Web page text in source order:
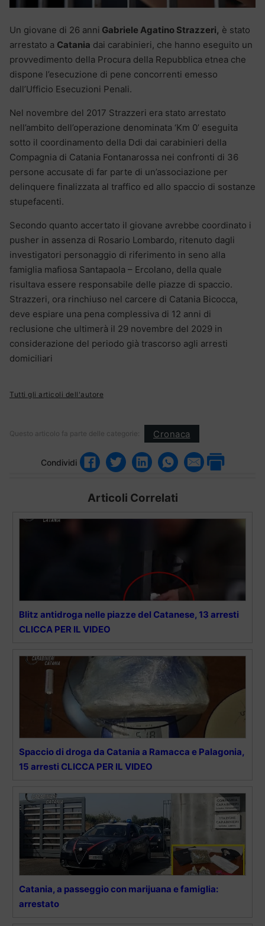
Un giovane di 26 anni Gabriele Agatino Strazzeri, è stato
arrestato a Catania dai carabinieri, che hanno eseguito un
provvedimento della Procura della Repubblica etnea che
dispone l’esecuzione di pene concorrenti emesso
dall’Ufficio Esecuzioni Penali.
Nel novembre del 2017 Strazzeri era stato arrestato
nell’ambito dell’operazione denominata ‘Km 0’ eseguita
sotto il coordinamento della Ddi dai carabinieri della
Compagnia di Catania Fontanarossa nei confronti di 36
persone accusate di far parte di un’associazione per
delinquere finalizzata al traffico ed allo spaccio di sostanze
stupefacenti.
Secondo quanto accertato il giovane avrebbe coordinato i
pusher in assenza di Rosario Lombardo, ritenuto dagli
investigatori personaggio di riferimento in seno alla
famiglia mafiosa Santapaola – Ercolano, della quale
risultava essere responsabile delle piazze di spaccio.
Strazzeri, ora rinchiuso nel carcere di Catania Bicocca,
deve espiare una pena complessiva di 12 anni di
reclusione che ultimerà il 29 novembre del 2029 in
considerazione del periodo già trascorso agli arresti
domiciliari
Tutti gli articoli dell'autore
Questo articolo fa parte delle categorie: Cronaca
Condividi
Articoli Correlati
Blitz antidroga nelle piazze del Catanese, 13 arresti
CLICCA PER IL VIDEO
Spaccio di droga da Catania a Ramacca e Palagonia,
15 arresti CLICCA PER IL VIDEO
Catania, a passeggio con marijuana e famiglia:
arrestato